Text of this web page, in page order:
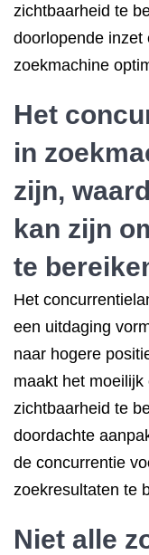
zichtbaarheid te
doorlopende inzet
zoekmachine
Het
in
zijn,
kan zijn
te
Het
een uitdaging
naar hogere
maakt het
zichtbaarheid te
doordachte
de concurrentie
zoekresultaten te
Niet alle